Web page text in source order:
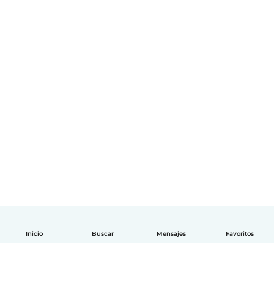
Inicio Buscar Mensajes Favoritos